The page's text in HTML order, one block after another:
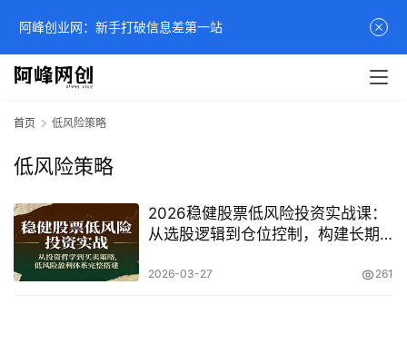
首页 低风险策略
低风险策略
2026稳健股票低风险投资实战课：
从选股逻辑到仓位控制，构建长期
2026-03-27 261
阿峰创业网：新手打破信息差第一站